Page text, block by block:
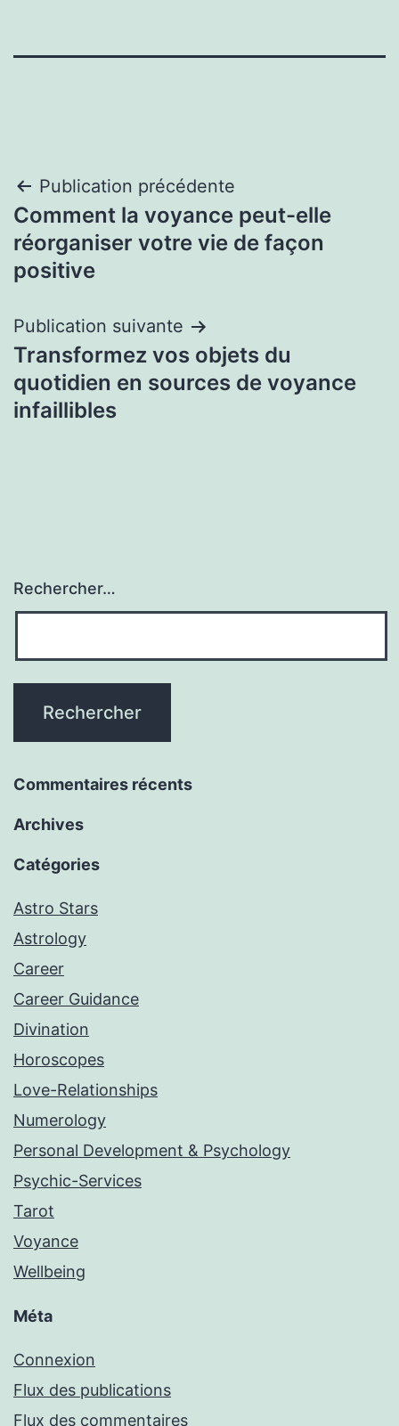
Navigation
de
l’article
Publication précédente
Comment la voyance peut-elle
réorganiser votre vie de façon
positive
Publication suivante
Transformez vos objets du
quotidien en sources de voyance
infaillibles
Rechercher…
Commentaires récents
Archives
Catégories
Astro Stars
Astrology
Career
Career Guidance
Divination
Horoscopes
Love-Relationships
Numerology
Personal Development & Psychology
Psychic-Services
Tarot
Voyance
Wellbeing
Méta
Connexion
Flux des publications
Flux des commentaires